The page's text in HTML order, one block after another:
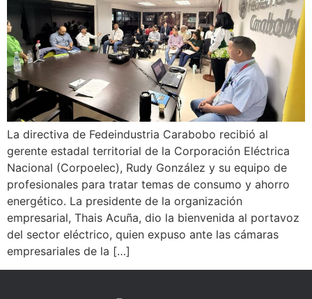
La directiva de Fedeindustria Carabobo recibió al
gerente estadal territorial de la Corporación Eléctrica
Nacional (Corpoelec), Rudy González y su equipo de
profesionales para tratar temas de consumo y ahorro
energético. La presidente de la organización
empresarial, Thais Acuña, dio la bienvenida al portavoz
del sector eléctrico, quien expuso ante las cámaras
empresariales de la […]